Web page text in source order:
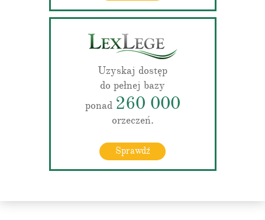
Uzyskaj dostęp
do pełnej bazy
ponad 260 000
orzeczeń.
Sprawdź